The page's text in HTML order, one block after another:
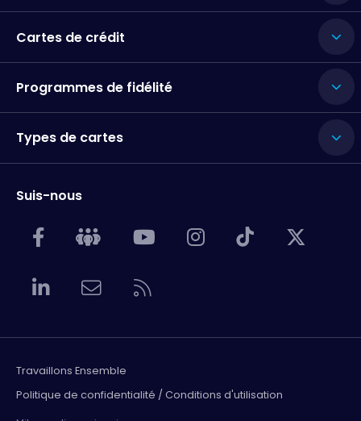
Cartes de crédit
Programmes de fidélité
Types de cartes
Suis-nous
Travaillons Ensemble
Politique de confidentialité / Conditions d'utilisation